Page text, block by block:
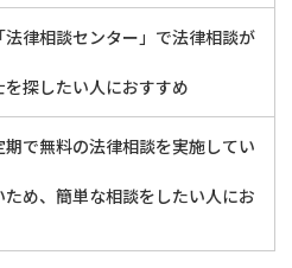
法律相談センター」で法律相談が
を探したい人におすすめ
期で無料の法律相談を実施してい
ため、簡単な相談をしたい人にお